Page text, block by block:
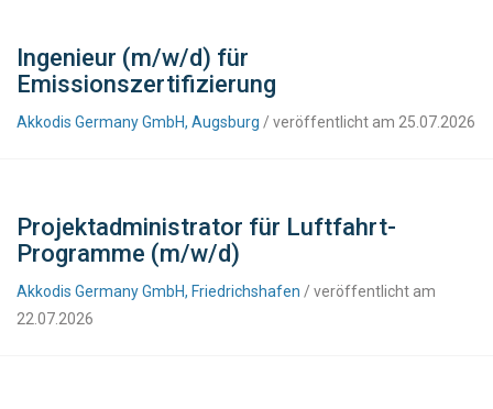
Ingenieur (m/w/d) für
Emissionszertifizierung
Akkodis Germany GmbH, Augsburg / veröffentlicht am 25.07.2026
Projektadministrator für Luftfahrt-
Programme (m/w/d)
Akkodis Germany GmbH, Friedrichshafen / veröffentlicht am
22.07.2026